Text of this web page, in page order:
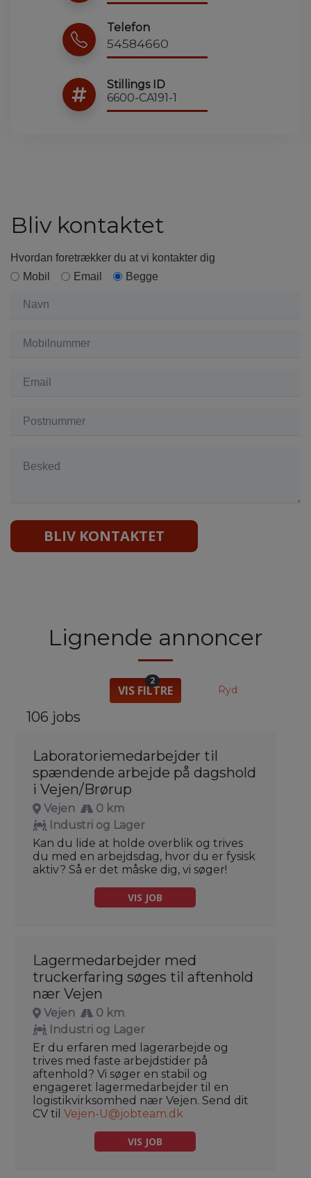
Telefon
54584660
Stillings ID
6600-CA191-1
Bliv kontaktet
Hvordan foretrækker du at vi kontakter dig
Mobil
Email Begge
BLIV KONTAKTET
Lignende annoncer
VIS FILTRE
2
Ryd
106 jobs
Laboratoriemedarbejder til
spændende arbejde på dagshold
i Vejen/Brørup
Vejen
0 km
Industri og Lager
Kan du lide at holde overblik og trives
du med en arbejdsdag, hvor du er fysisk
aktiv? Så er det måske dig, vi søger!
VIS JOB
Lagermedarbejder med
truckerfaring søges til aftenhold
nær Vejen
Vejen
0 km
Industri og Lager
Er du erfaren med lagerarbejde og
trives med faste arbejdstider på
aftenhold? Vi søger en stabil og
engageret lagermedarbejder til en
logistikvirksomhed nær Vejen. Send dit
CV til Vejen-U@jobteam.dk
VIS JOB